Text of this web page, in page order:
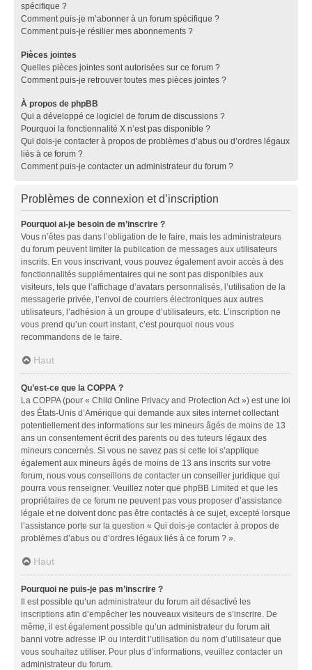
spécifique ?
Comment puis-je m’abonner à un forum spécifique ?
Comment puis-je résilier mes abonnements ?
Pièces jointes
Quelles pièces jointes sont autorisées sur ce forum ?
Comment puis-je retrouver toutes mes pièces jointes ?
À propos de phpBB
Qui a développé ce logiciel de forum de discussions ?
Pourquoi la fonctionnalité X n’est pas disponible ?
Qui dois-je contacter à propos de problèmes d’abus ou d’ordres légaux
liés à ce forum ?
Comment puis-je contacter un administrateur du forum ?
Problèmes de connexion et d’inscription
Pourquoi ai-je besoin de m’inscrire ?
Vous n’êtes pas dans l’obligation de le faire, mais les administrateurs
du forum peuvent limiter la publication de messages aux utilisateurs
inscrits. En vous inscrivant, vous pouvez également avoir accès à des
fonctionnalités supplémentaires qui ne sont pas disponibles aux
visiteurs, tels que l’affichage d’avatars personnalisés, l’utilisation de la
messagerie privée, l’envoi de courriers électroniques aux autres
utilisateurs, l’adhésion à un groupe d’utilisateurs, etc. L’inscription ne
vous prend qu’un court instant, c’est pourquoi nous vous
recommandons de le faire.
Haut
Qu’est-ce que la COPPA ?
La COPPA (pour « Child Online Privacy and Protection Act ») est une loi
des États-Unis d’Amérique qui demande aux sites internet collectant
potentiellement des informations sur les mineurs âgés de moins de 13
ans un consentement écrit des parents ou des tuteurs légaux des
mineurs concernés. Si vous ne savez pas si cette loi s’applique
également aux mineurs âgés de moins de 13 ans inscrits sur votre
forum, nous vous conseillons de contacter un conseiller juridique qui
pourra vous renseigner. Veuillez noter que phpBB Limited et que les
propriétaires de ce forum ne peuvent pas vous proposer d’assistance
légale et ne doivent donc pas être contactés à ce sujet, excepté lorsque
l’assistance porte sur la question « Qui dois-je contacter à propos de
problèmes d’abus ou d’ordres légaux liés à ce forum ? ».
Haut
Pourquoi ne puis-je pas m’inscrire ?
Il est possible qu’un administrateur du forum ait désactivé les
inscriptions afin d’empêcher les nouveaux visiteurs de s’inscrire. De
même, il est également possible qu’un administrateur du forum ait
banni votre adresse IP ou interdit l’utilisation du nom d’utilisateur que
vous souhaitez utiliser. Pour plus d’informations, veuillez contacter un
administrateur du forum.